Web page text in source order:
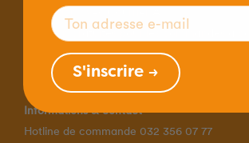
Expédition avec Courrier A
Livraison gratuites pour les commandes à
Contact
Informations & contact
Hotline de commande 032 356 07 77
S'inscrire →